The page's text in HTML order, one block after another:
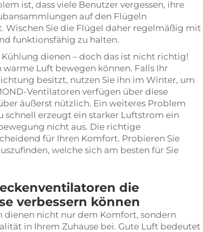
ist, dass viele Benutzer vergessen, ihre
auf den Flügeln
Sie die Flügel daher regelmäßig mit
funktionsfähig zu halten.
dienen – doch das ist nicht richtig!
Luft bewegen können. Falls Ihr
besitzt, nutzen Sie ihn im Winter, um
Ventilatoren verfügen über diese
äußerst nützlich. Ein weiteres Problem
erzeugt ein starker Luftstrom ein
nicht aus. Die richtige
für Ihren Komfort. Probieren Sie
welche sich am besten für Sie
die
verbessern können
nicht nur dem Komfort, sondern
in Ihrem Zuhause bei. Gute Luft bedeutet